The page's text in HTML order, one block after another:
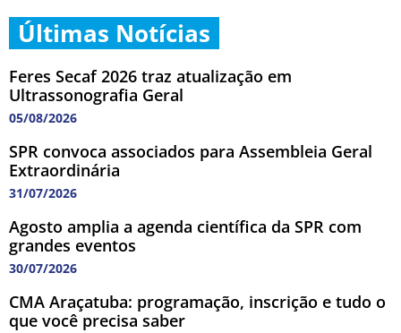
Últimas Notícias
Feres Secaf 2026 traz atualização em
Ultrassonografia Geral
05/08/2026
SPR convoca associados para Assembleia Geral
Extraordinária
31/07/2026
Agosto amplia a agenda científica da SPR com
grandes eventos
30/07/2026
CMA Araçatuba: programação, inscrição e tudo o
que você precisa saber